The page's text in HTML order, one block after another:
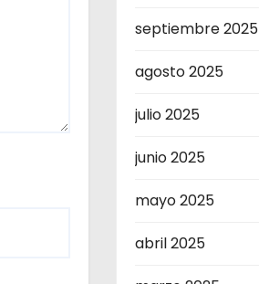
septiembre 2025
agosto 2025
julio 2025
junio 2025
mayo 2025
abril 2025